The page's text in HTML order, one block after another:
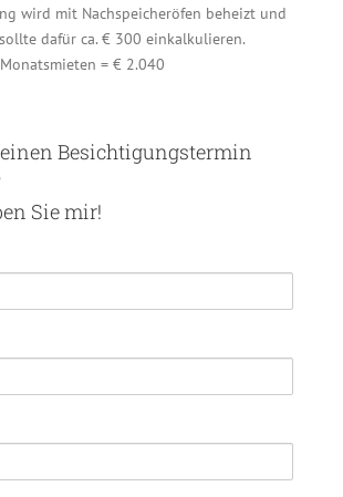
wird mit Nachspeicheröfen beheizt und
dafür ca. € 300 einkalkulieren.
= € 2.040
Besichtigungstermin
Sie mir!